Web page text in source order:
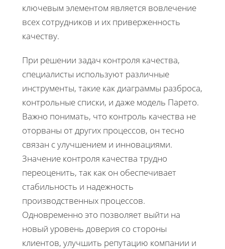
ключевым элементом является вовлечение
всех сотрудников и их приверженность
качеству.
При решении задач контроля качества,
специалисты используют различные
инструменты, такие как диаграммы разброса,
контрольные списки, и даже модель Парето.
Важно понимать, что контроль качества не
оторваны от других процессов, он тесно
связан с улучшением и инновациями.
Значение контроля качества трудно
переоценить, так как он обеспечивает
стабильность и надежность
производственных процессов.
Одновременно это позволяет выйти на
новый уровень доверия со стороны
клиентов, улучшить репутацию компании и